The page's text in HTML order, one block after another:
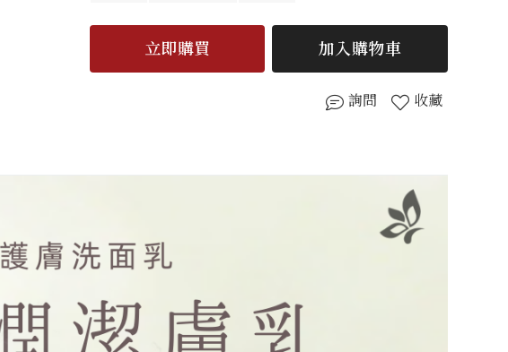
立即購買 加入購物車
詢問 收藏